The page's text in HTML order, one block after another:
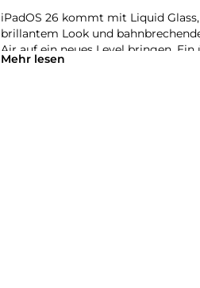
iPadOS 26 kommt mit Liquid
brillantem Look und
Air auf ein neues Level bringen.
mehr Möglichkeiten und Flexibilität
Mehr lesen